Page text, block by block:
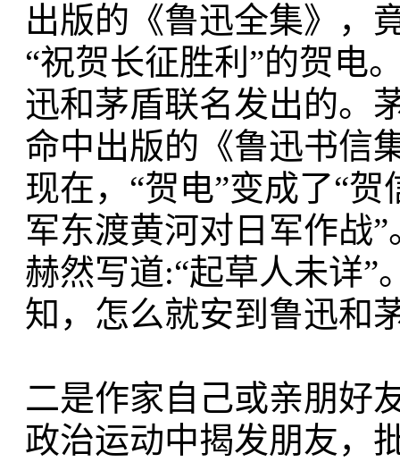
出版的《鲁迅全集》，
“祝贺长征胜利”的贺电
迅和茅盾联名发出的。
命中出版的《鲁迅书信
现在，“贺电”变成了“
军东渡黄河对日军作战
赫然写道:“起草人未详
知，怎么就安到鲁迅和
二是作家自己或亲朋好
政治运动中揭发朋友，